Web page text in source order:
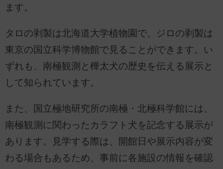
ます。
タロの剥製は北海道大学植物園で、ジロの剥製は
東京の国立科学博物館で見ることができます。い
ずれも、南極観測と樺太犬の歴史を伝える展示と
して知られています。
また、国立極地研究所の南極・北極科学館には、
南極観測に関わったカラフト犬を記念する展示が
あります。見学する際は、開館日や展示内容が変
わる場合もあるため、事前に各施設の情報を確認